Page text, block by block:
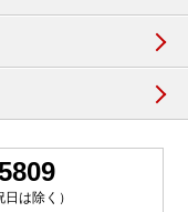
は除く）